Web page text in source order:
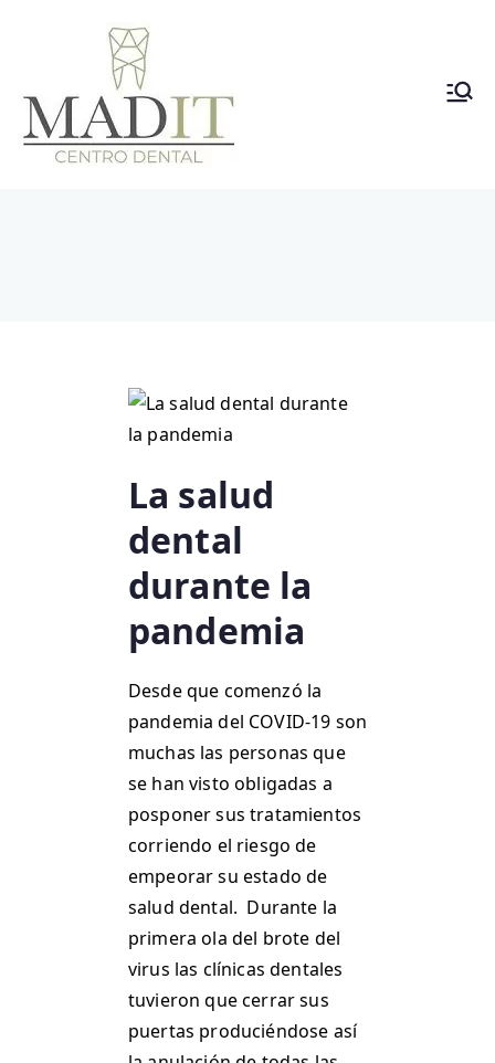
La salud
dental
durante la
pandemia
Desde que comenzó la
pandemia del COVID-19 son
muchas las personas que
se han visto obligadas a
posponer sus tratamientos
corriendo el riesgo de
empeorar su estado de
salud dental. Durante la
primera ola del brote del
virus las clínicas dentales
tuvieron que cerrar sus
puertas produciéndose así